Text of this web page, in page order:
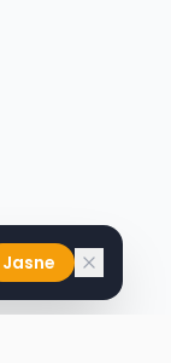
Jasne